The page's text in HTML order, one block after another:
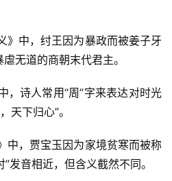
》中，纣王因为暴政而被姜子牙
无道的商朝末代君主。
，诗人常用“周”字来表达对时光
天下归心”。
中，贾宝玉因为家境贫寒而被称
”发音相近，但含义截然不同。